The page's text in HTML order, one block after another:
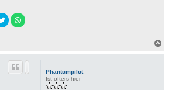
a
Phantompilot
Ist öfters hier